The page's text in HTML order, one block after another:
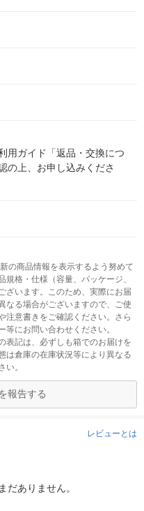
用ガイド「返品・交換につ
の上、お申し込みくださ
の商品情報を表示するよう努めて
格・仕様（容量、パッケージ、
ざいます。このため、実際にお届
なる場合がございますので、ご使
注意書きをご確認ください。さら
にお問い合わせください。
表記は、必ずしも箱でのお届けを
は倉庫の在庫状況等により異なる
い。
報告する
レビューとは
だありません。